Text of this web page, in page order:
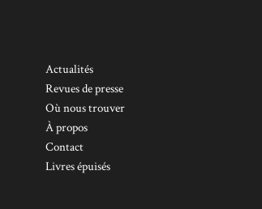
Actualités
Revues de presse
Où nous trouver
À propos
Contact
Livres épuisés